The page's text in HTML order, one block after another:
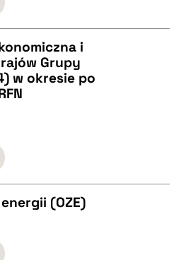
i
Grupy
w okresie po
(OZE)